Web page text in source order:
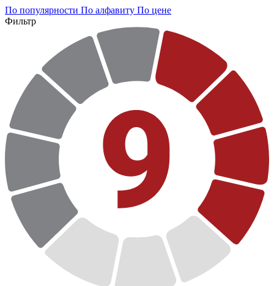
По популярности По алфавиту По цене
Фильтр